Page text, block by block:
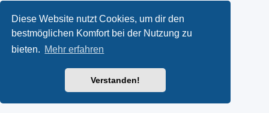
Diese Website nutzt Cookies, um dir den
bestmöglichen Komfort bei der Nutzung zu
bieten. Mehr erfahren
Verstanden!